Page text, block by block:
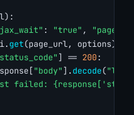
: "true" ,
get(page_url, options)
] == 200 :
"body" ]. decode(
failed: